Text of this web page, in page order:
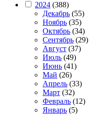
2024 (388)
Декабрь (55)
Ноябрь (35)
Октябрь (34)
Сентябрь (29)
Август (37)
Июль (49)
Июнь (41)
Май (26)
Апрель (33)
Март (32)
Февраль (12)
Январь (5)